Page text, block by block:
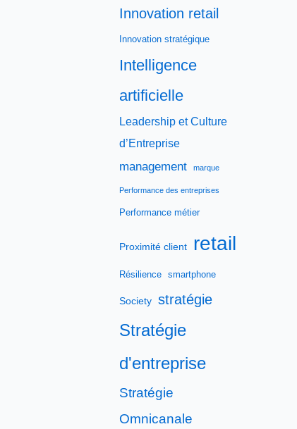
Innovation retail
Innovation stratégique
Intelligence
artificielle
Leadership et Culture
d’Entreprise
management marque
Performance des entreprises
Performance métier
Proximité client retail
Résilience smartphone
Society stratégie
Stratégie
d'entreprise
Stratégie
Omnicanale